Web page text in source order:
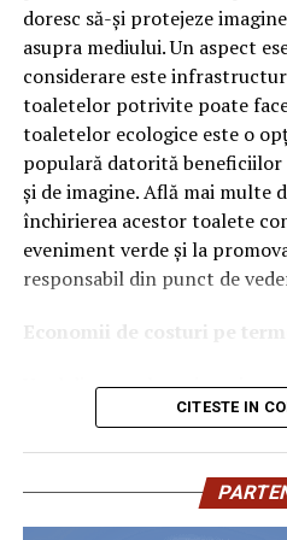
Ce înseamnă Ravenol VMP?
DenumireaVMPidentifică o
pentru motoare moderne
ridicate și compatibilitate cu
constructorilor auto.
Acest produs este destinat
moderne pe benzină și diesel,
catalizatoare moderne;
sisteme Start-Stop.
Una dintre cele mai
doresc să-și protejeze
asupra mediului. Un aspect
considerare este
toaletelor potrivite poate
toaletelor ecologice este o
populară datorită beneficiilor
și de imagine. Află mai multe
închirierea acestor toalete
eveniment verde și la
responsabil din punct de
Economii de costuri pe
Unul dintre cele mai mari
închiriere toalete ecologice
termen lung, aceasta este o
construirea unei
Toaletele ecologice nu
CITESTE IN